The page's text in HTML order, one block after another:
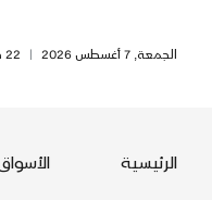
الجمعة, 7 أغسطس 2026 | 22 صَفَر 1448
الرئيسية